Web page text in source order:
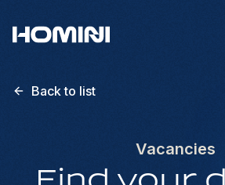
Back to list
Vacancies